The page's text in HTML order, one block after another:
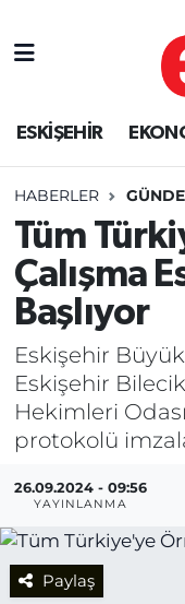
ESKİŞEHİR
HABERLER
Tüm
Çalışma
Başlıyor
Eskişehir
Eskişehir
Hekimleri
protokolü
26.09.2024 - 09:56
YAYINLANMA
Paylaş